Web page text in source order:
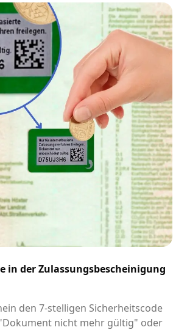
in der Zulassungsbescheinigung
den 7-stelligen Sicherheitscode
nicht mehr gültig" oder